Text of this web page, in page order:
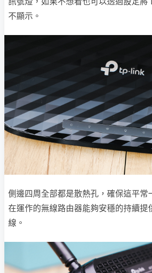
不顯示。
側邊四周全部都是散熱孔，確保這平常
在運作的無線路由器能夠安穩的持續提
線。